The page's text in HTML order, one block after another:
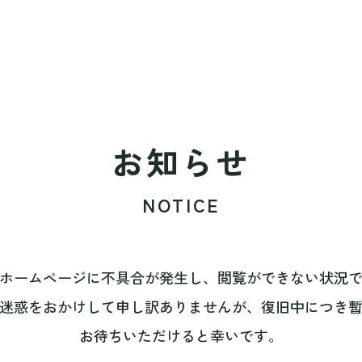
お知らせ
NOTICE
ームページに不具合が発生し、閲覧ができない状況で
惑をおかけして申し訳ありませんが、復旧中につき
お待ちいただけると幸いです。